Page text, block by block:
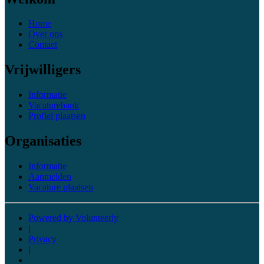
Home
Over ons
Contact
Vrijwilligers
Informatie
Vacaturebank
Profiel plaatsen
Organisaties
Informatie
Aanmelden
Vacature plaatsen
Powered by Volunteerly
|
Privacy
|